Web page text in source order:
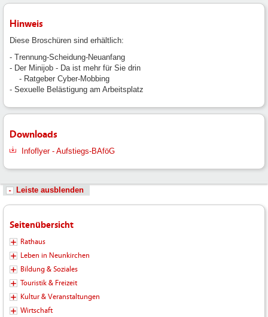
Hinweis
Diese Broschüren sind erhältlich:
- Trennung-Scheidung-Neuanfang
- Der Minijob - Da ist mehr für Sie drin
- Ratgeber Cyber-Mobbing
- Sexuelle Belästigung am Arbeitsplatz
Downloads
Infoflyer - Aufstiegs-BAföG
Leiste ausblenden
Seitenübersicht
Rathaus
Leben in Neunkirchen
Bildung & Soziales
Touristik & Freizeit
Kultur & Veranstaltungen
Wirtschaft